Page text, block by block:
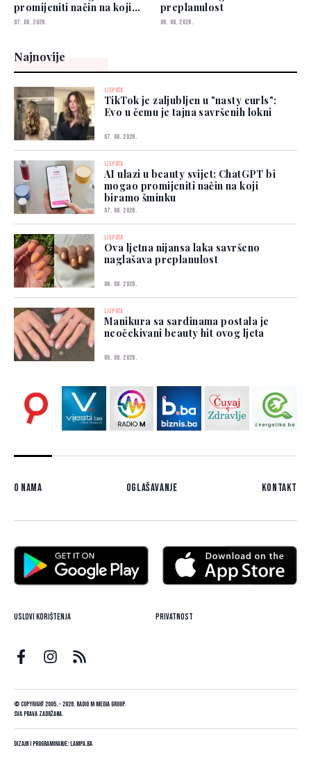
promijeniti način na koji
biramo šminku
07. 08. 2026.
preplanulost
06. 08. 2026.
Najnovije
LJEPOTA
TikTok je zaljubljen u "nasty curls":
Evo u čemu je tajna savršenih lokni
07. 08. 2026.
LJEPOTA
AI ulazi u beauty svijet: ChatGPT bi
mogao promijeniti način na koji
biramo šminku
07. 08. 2026.
LJEPOTA
Ova ljetna nijansa laka savršeno
naglašava preplanulost
06. 08. 2026.
LJEPOTA
Manikura sa sardinama postala je
neočekivani beauty hit ovog ljeta
05. 08. 2026.
O nama Oglašavanje Kontakt
Uslovi korištenja Privatnost
© Copyright 2005. - 2026. Radio M Media Group.
Sva prava zadržana.
Dizajn i programiranje: Lampa.ba